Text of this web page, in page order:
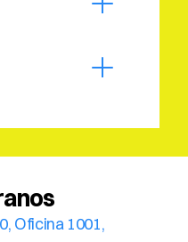
Oficina 1001,